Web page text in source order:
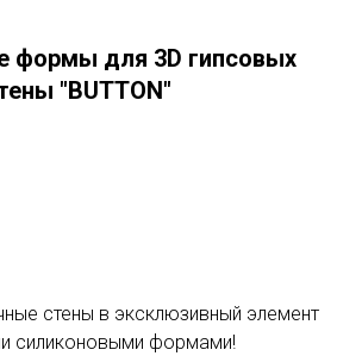
формы для 3D гипсовых
"BUTTON"
стены в эксклюзивный элемент
силиконовыми формами!